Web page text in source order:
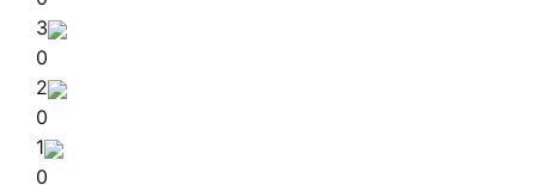
3
0
2
0
1
0